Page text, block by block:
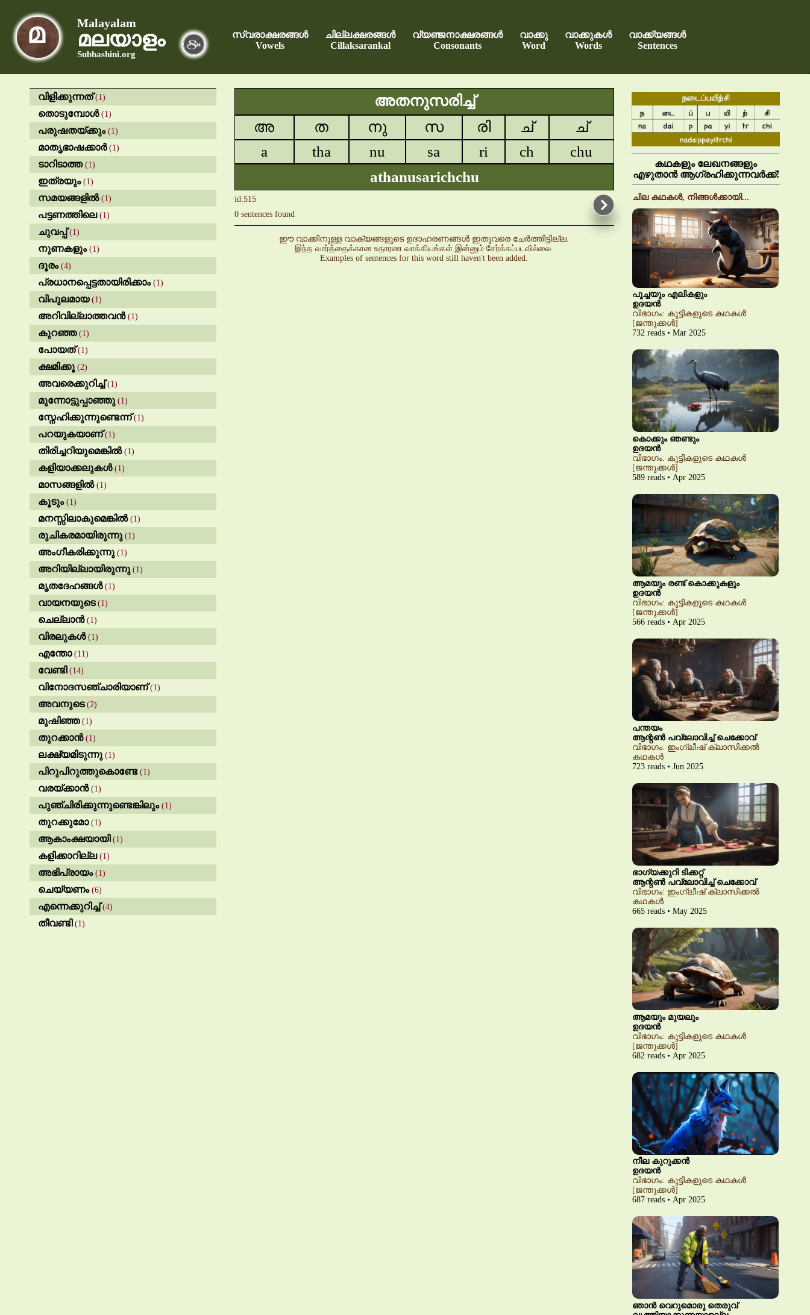
Malayalam
മലയാളം
Subhashini.org
സ്വരാക്ഷരങ്ങൾ
Vowels
ചില്ലക്ഷരങ്ങൾ
Cillaksarankal
വ്യഞ്ജനാക്ഷരങ്ങൾ
Consonants
വാക്കു
Word
വാക്കുകൾ
Words
വാക്ക്യങ്ങൾ
Sentences
വിളിക്കുന്നത്(1)
തൊടുമ്പോൾ(1)
പരുഷതയ്ക്കും(1)
മാതൃഭാഷക്കാർ(1)
ടാറിടാത്ത(1)
ഇത്രയും(1)
സമയങ്ങളിൽ(1)
പട്ടണത്തിലെ(1)
ചുവപ്പ്(1)
നുണകളും(1)
ദൂരം(4)
പ്രധാനപ്പെട്ടതായിരിക്കാം(1)
വിപുലമായ(1)
അറിവില്ലാത്തവൻ(1)
കുറഞ്ഞ(1)
പോയത്(1)
ക്ഷമിക്കൂ (2)
അവരെക്കുറിച്ച്(1)
മുന്നോട്ടുപ്പാഞ്ഞു (1)
സ്നേഹിക്കുന്നുണ്ടെന്ന്(1)
പറയുകയാണ്(1)
തിരിച്ചറിയുമെങ്കിൽ(1)
കളിയാക്കലുകൾ(1)
മാസങ്ങളിൽ(1)
കൂടും(1)
മനസ്സിലാകുമെങ്കിൽ(1)
രുചികരമായിരുന്നു (1)
അംഗീകരിക്കുന്നു (1)
അറിയില്ലായിരുന്നു (1)
മൃതദേഹങ്ങൾ(1)
വായനയുടെ(1)
ചെല്ലാൻ(1)
വിരലുകൾ(1)
എന്തോ(11)
വേണ്ടി (14)
വിനോദസഞ്ചാരിയാണ്(1)
അവനുടെ(2)
മുഷിഞ്ഞ(1)
തുറക്കാൻ(1)
ലക്ഷ്യമിടുന്നു (1)
പിറുപിറുത്തുകൊണ്ടേ(1)
വരയ്ക്കാൻ(1)
പുഞ്ചിരിക്കുന്നുണ്ടെങ്കിലും(1)
തുറക്കുമോ(1)
ആകാംക്ഷയായി (1)
കളിക്കാറില്ല(1)
അഭിപ്രായം(1)
ചെയ്യണം(6)
എന്നെക്കുറിച്ച്(4)
തീവണ്ടി (1)
അതനുസരിച്ച്
അ
ത നു സ രി ച്
ച്
a
tha nu sa ri ch
chu
athanusarichchu
id:515
0 sentences found
ഈ വാക്കിനുള്ള വാക്യങ്ങളുടെ ഉദാഹരണങ്ങൾ ഇതുവരെ ചേർത്തിട്ടില്ല.
இந்த வார்த்தைக்கான உதாரண வாக்கியங்கள் இன்னும் சேர்க்கப்படவில்லை.
Examples of sentences for this word still haven't been added.
കഥകളും ലേഖനങ്ങളും
എഴുതാൻ ആഗ്രഹിക്കുന്നവർക്ക്!
ചില കഥകൾ, നിങ്ങൾക്കായി...
പൂച്ചയും എലികളും
ഉദയൻ
വിഭാഗം: കുട്ടികളുടെ കഥകൾ
[ജന്തുക്കൾ]
732 reads • Mar 2025
കൊക്കും ഞണ്ടും
ഉദയൻ
വിഭാഗം: കുട്ടികളുടെ കഥകൾ
[ജന്തുക്കൾ]
589 reads • Apr 2025
ആമയും രണ്ട് കൊക്കുകളും
ഉദയൻ
വിഭാഗം: കുട്ടികളുടെ കഥകൾ
[ജന്തുക്കൾ]
566 reads • Apr 2025
പന്തയം
ആന്റൺ പവ്‌ലോവിച്ച് ചെക്കോവ്
വിഭാഗം: ഇംഗ്ലീഷ് ക്ലാസിക്കൽ
കഥകൾ
723 reads • Jun 2025
ഭാഗ്യക്കുറി ടിക്കറ്റ്
ആന്റൺ പവ്‌ലോവിച്ച് ചെക്കോവ്
വിഭാഗം: ഇംഗ്ലീഷ് ക്ലാസിക്കൽ
കഥകൾ
665 reads • May 2025
ആമയും മുയലും
ഉദയൻ
വിഭാഗം: കുട്ടികളുടെ കഥകൾ
[ജന്തുക്കൾ]
682 reads • Apr 2025
നീല കുറുക്കൻ
ഉദയൻ
വിഭാഗം: കുട്ടികളുടെ കഥകൾ
[ജന്തുക്കൾ]
687 reads • Apr 2025
ഞാൻ വെറുമൊരു തെരുവ്